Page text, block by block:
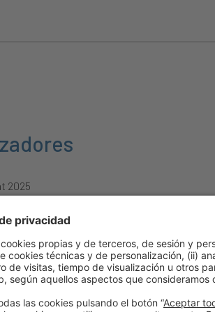
generalAviso legalPolítica de privacidadPolítica